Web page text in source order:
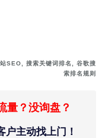
SEO 搜索关键词排名
谷歌搜
索排名规则
量？没询盘？
户主动找上门！